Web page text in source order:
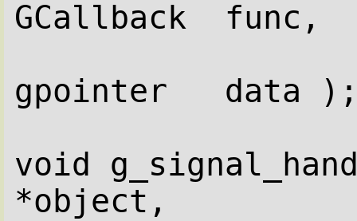
GCallback  func,
gpointer   data
void
*object,